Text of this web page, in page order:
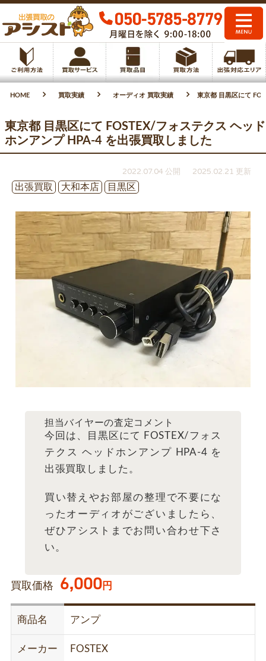
HOME 買取実績 オーディオ 買取実績 東京都 目黒区にて
東京都 目黒区にて FOSTEX/フォステクス ヘッド
ホンアンプ HPA-4 を出張買取しました
2022.07.04 公開
2025.02.21 更新
出張買取
大和本店 目黒区
担当バイヤーの査定コメント
今回は、目黒区にて FOSTEX/フォス
テクス ヘッドホンアンプ HPA-4 を
出張買取しました。
買い替えやお部屋の整理で不要にな
ったオーディオがございましたら、
ぜひアシストまでお問い合わせ下さ
い。
買取価格 6,000円
商品名 アンプ
メーカー FOSTEX